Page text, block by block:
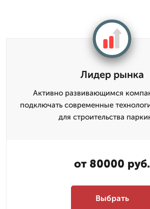
Лидер рынка
Активно развивающимся
подключать современные
для строительства
от 80000 руб.
Выбрать